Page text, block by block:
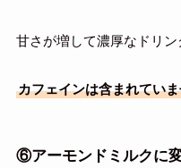
甘さが増して濃厚なドリン
カフェインは含まれてい
⑥アーモンドミルクに